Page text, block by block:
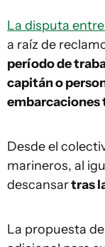
La disputa
a raíz de
período de
capitán o
embarcaciones
Desde el
marineros, al
descansartras
La propuesta